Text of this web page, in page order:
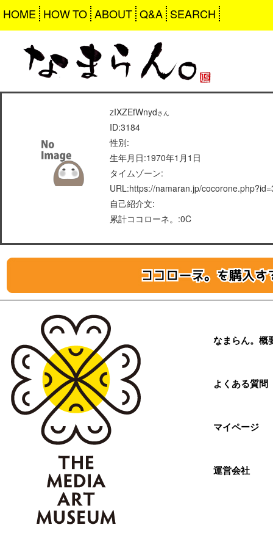
HOME HOW TO ABOUT Q&A SEARCH
zIXZEfWnydさん
ID:3184
性別:
生年月日:1970年1月1日
タイムゾーン:
URL:https://namaran.jp/
自己紹介文:
累計ココローネ。:0C
なまらん。概
よくある質問
マイページ
運営会社